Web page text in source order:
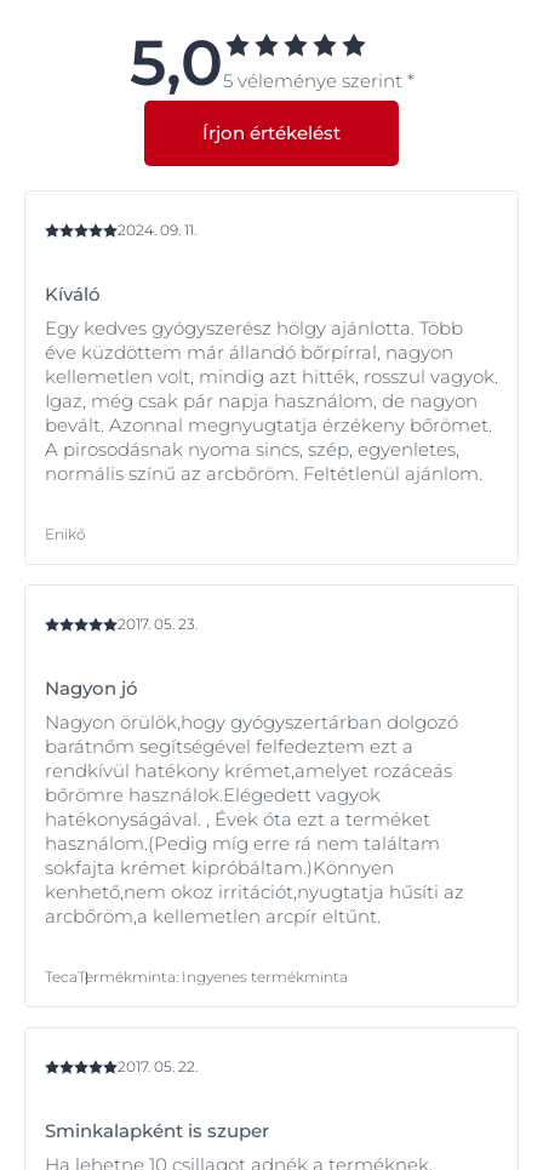
5,05 véleménye szerint *
Írjon értékelést
2024. 09. 11.
Kíváló
Egy kedves gyógyszerész hölgy ajánlotta. Több
éve küzdöttem már állandó bőrpírral, nagyon
kellemetlen volt, mindig azt hitték, rosszul vagyok.
Igaz, még csak pár napja használom, de nagyon
bevált. Azonnal megnyugtatja érzékeny bőrömet.
A pirosodásnak nyoma sincs, szép, egyenletes,
normális színű az arcbőröm. Feltétlenül ajánlom.
Enikő
2017. 05. 23.
Nagyon jó
Nagyon örülök,hogy gyógyszertárban dolgozó
barátnőm segítségével felfedeztem ezt a
rendkívül hatékony krémet,amelyet rozáceás
bőrömre használok.Elégedett vagyok
hatékonyságával. , Évek óta ezt a terméket
használom.(Pedig míg erre rá nem találtam
sokfajta krémet kipróbáltam.)Könnyen
kenhető,nem okoz irritációt,nyugtatja hűsíti az
arcbőröm,a kellemetlen arcpír eltűnt.
TecaTermékminta: Ingyenes termékminta
2017. 05. 22.
Sminkalapként is szuper
Ha lehetne 10 csillagot adnék a terméknek.